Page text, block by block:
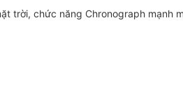
trời, chức năng Chronograph mạnh